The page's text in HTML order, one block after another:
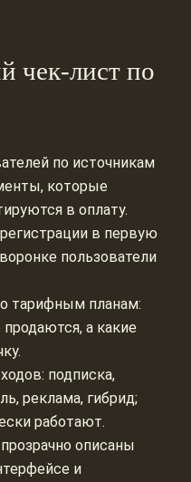
чек-лист по
по источникам
которые
в оплату.
в первую
пользователи
тарифным планам:
а какие
подписка,
реклама, гибрид;
работают.
описаны
и